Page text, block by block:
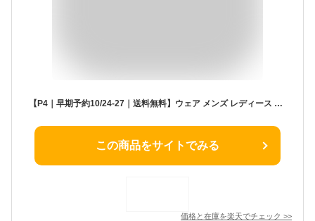
【P4｜早期予約10/24-27｜送料無料】ウェア メンズ レディース 上下セット スノボウェア ジャケット パンツ 43DEGREES 2023-2024モデル DLITE スキーウェア スノーボード ウェア スノボ ボード ウエア セット
この商品をサイトでみる
価格と在庫を楽天でチェック >>